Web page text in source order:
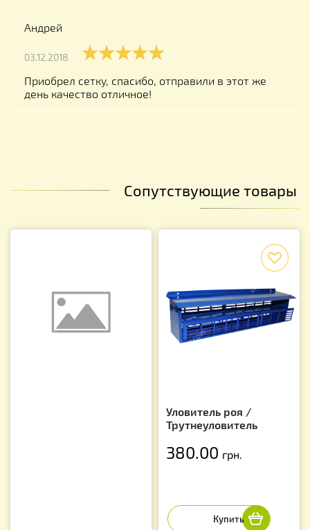
Андрей
03.12.2018
Приобрел сетку, спасибо, отправили в этот же
день качество отличное!
Сопутствующие товары
Уловитель роя /
Трутнеуловитель
380.00 грн.